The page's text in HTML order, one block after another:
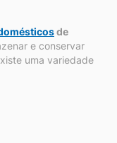
de
e conservar
uma variedade
no